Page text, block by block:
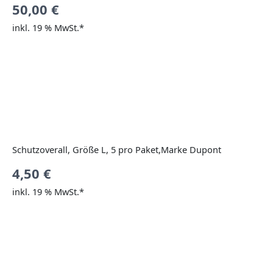
50,00 €
inkl. 19 % MwSt.*
Schutzoverall, Größe L, 5 pro Paket,Marke Dupont
4,50 €
inkl. 19 % MwSt.*